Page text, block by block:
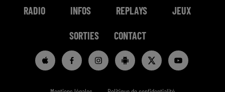
RADIO INFOS REPLAYS JEUX
SORTIES CONTACT